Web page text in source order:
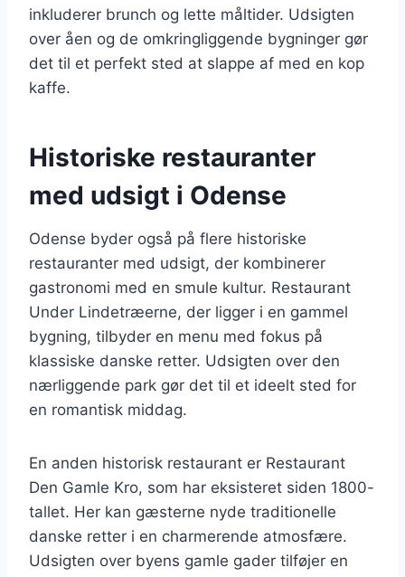
inkluderer brunch og lette måltider. Udsigten
over åen og de omkringliggende bygninger gør
det til et perfekt sted at slappe af med en kop
kaffe.
Historiske restauranter
med udsigt i Odense
Odense byder også på flere historiske
restauranter med udsigt, der kombinerer
gastronomi med en smule kultur. Restaurant
Under Lindetræerne, der ligger i en gammel
bygning, tilbyder en menu med fokus på
klassiske danske retter. Udsigten over den
nærliggende park gør det til et ideelt sted for
en romantisk middag.
En anden historisk restaurant er Restaurant
Den Gamle Kro, som har eksisteret siden 1800-
tallet. Her kan gæsterne nyde traditionelle
danske retter i en charmerende atmosfære.
Udsigten over byens gamle gader tilføjer en